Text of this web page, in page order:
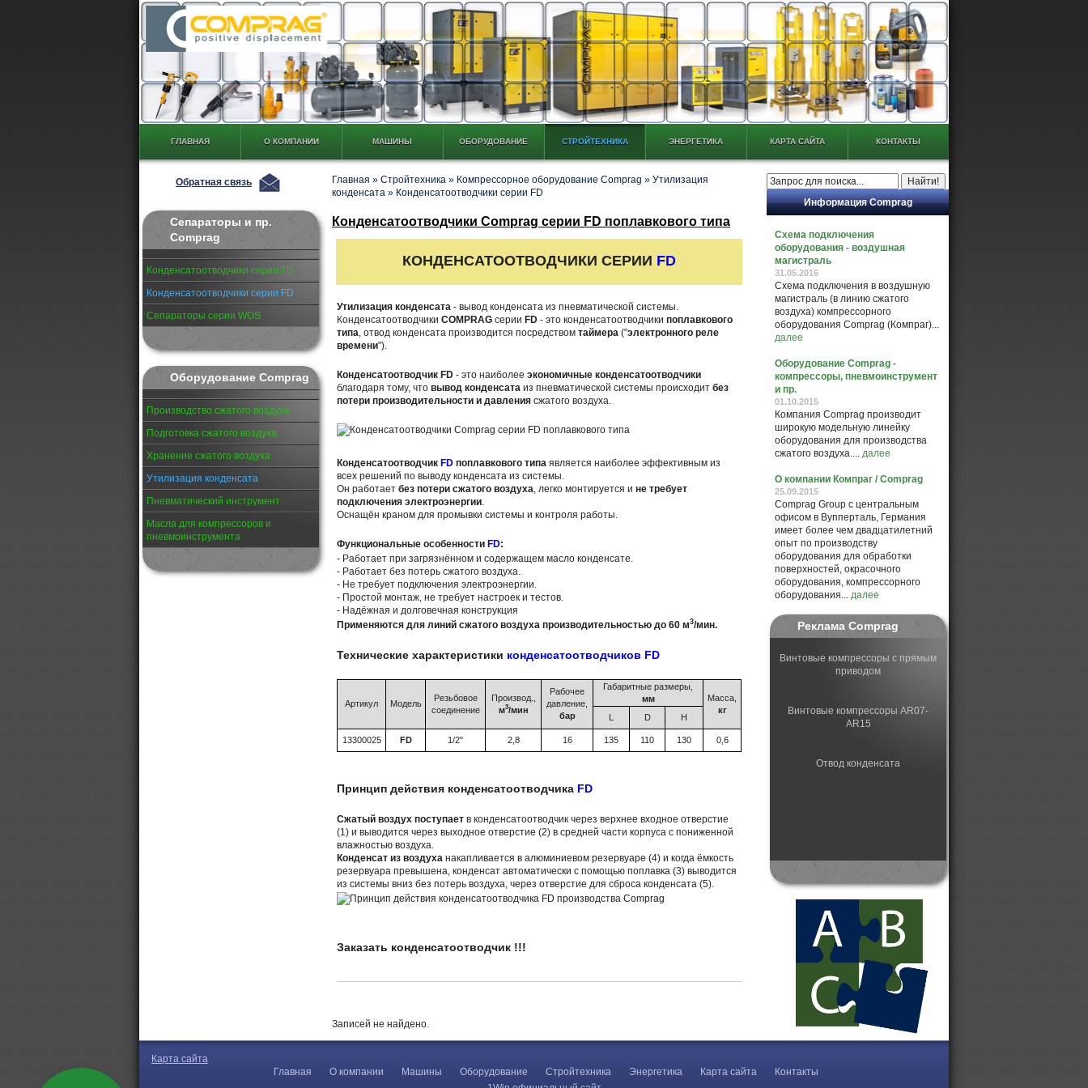
ГЛАВНАЯ О КОМПАНИИ МАШИНЫ ОБОРУДОВАНИЕ СТРОЙТЕХНИКА ЭНЕРГЕТИКА КАРТА САЙТА КОНТАКТЫ
Обратная связь
Сепараторы и пр.
Comprag
Конденсатоотводчики серии TD
Конденсатоотводчики серии FD
Сепараторы серии WOS
Оборудование Comprag
Производство сжатого воздуха
Подготовка сжатого воздуха
Хранение сжатого воздуха
Утилизация конденсата
Пневматический инструмент
Масла для компрессоров и
пневмоинструмента
Главная » Стройтехника » Компрессорное оборудование Comprag » Утилизация
конденсата » Конденсатоотводчики серии FD
Конденсатоотводчики Comprag серии FD поплавкового типа
КОНДЕНСАТООТВОДЧИКИ СЕРИИ FD
Утилизация конденсата - вывод конденсата из пневматической системы.
Конденсатоотводчики COMPRAG серии FD - это конденсатоотводчики поплавкового
типа , отвод конденсата производится посредством таймера ("электронного реле
времени").
Конденсатоотводчик FD - это наиболее экономичные конденсатоотводчики
благодаря тому, что вывод конденсата из пневматической системы происходит без
потери производительности и давления сжатого воздуха.
Конденсатоотводчик FD поплавкового типа является наиболее эффективным из
всех решений по выводу конденсата из системы.
Он работает без потери сжатого воздуха , легко монтируется и не требует
подключения электроэнергии
Оснащён краном для промывки системы и контроля работы.
Функциональные особенности FD:
- Работает при загрязнённом и содержащем масло конденсате.
- Работает без потерь сжатого воздуха.
- Не требует подключения электроэнергии.
- Простой монтаж, не требует настроек и тестов.
- Надёжная и долговечная конструкция
Применяются для линий сжатого воздуха производительностью до 60 м3/мин.
Технические характеристики конденсатоотводчиков FD
Артикул Модель
Резьбовое
соединение
Производ.,
м3/мин
Рабочее
давление,
бар
Габаритные размеры,
мм
Масса,
кг
L D H
13300025 FD 1/2" 2,8 16 135 110 130 0,6
Принцип действия конденсатоотводчика FD
Сжатый воздух поступает в конденсатоотводчик через верхнее входное отверстие
(1) и выводится через выходное отверстие (2) в средней части корпуса с пониженной
влажностью воздуха.
Конденсат из воздуха накапливается в алюминиевом резервуаре (4) и когда ёмкость
резервуара превышена, конденсат автоматически с помощью поплавка (3) выводится
из системы вниз без потерь воздуха, через отверстие для сброса конденсата (5).
Заказать конденсатоотводчик !!!
Записей не найдено.
Информация Comprag
Схема подключения
оборудования - воздушная
магистраль
31.05.2016
Схема подключения в воздушную
магистраль (в линию сжатого
воздуха) компрессорного
оборудования Comprag (Компраг)...
далее
Оборудование Comprag -
компрессоры, пневмоинструмент
и пр.
01.10.2015
Компания Comprag производит
широкую модельную линейку
оборудования для производства
сжатого воздуха.... далее
О компании Компраг / Comprag
25.09.2015
Comprag Group с центральным
офисом в Вупперталь, Германия
имеет более чем двадцатилетний
опыт по производству
оборудования для обработки
поверхностей, окрасочного
оборудования, компрессорного
оборудования... далее
Реклама Comprag
Винтовые компрессоры с прямым
приводом
Винтовые компрессоры AR07-
AR15
Отвод конденсата
Карта сайта
Главная
О компании Машины Оборудование Стройтехника Энергетика Карта сайта
Контакты